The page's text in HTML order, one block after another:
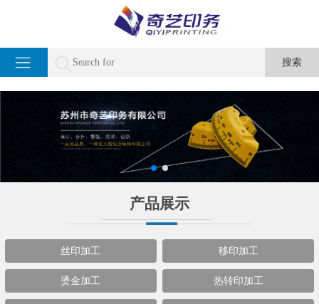
产品展示
丝印加工 移印加工
烫金加工 热转印加工